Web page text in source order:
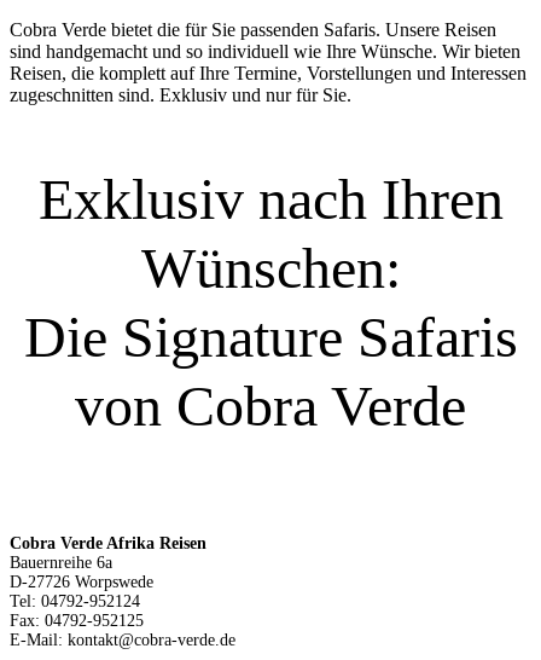
Cobra Verde bietet die für Sie passenden Safaris. Unsere Reisen
sind handgemacht und so individuell wie Ihre Wünsche. Wir bieten
Reisen, die komplett auf Ihre Termine, Vorstellungen und Interessen
zugeschnitten sind. Exklusiv und nur für Sie.
Exklusiv nach Ihren
Wünschen:
Die Signature Safaris
von Cobra Verde
Cobra Verde Afrika Reisen
Bauernreihe 6a
D-27726 Worpswede
Tel: 04792-952124
Fax: 04792-952125
E-Mail: kontakt@cobra-verde.de